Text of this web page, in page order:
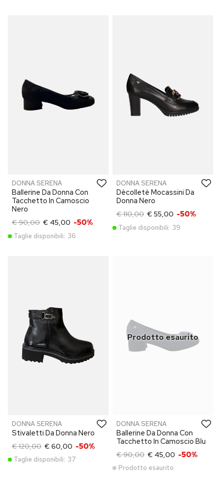
DONNA SERENA
Ballerine Da Donna Con
Tacchetto In Camoscio
Nero
€ 90,00 € 45,00 -50%
Taglie disponibili: 36
DONNA SERENA
Dècolletè Mocassini Da
Donna Nero
€ 110,00 € 55,00 -50%
Taglie disponibili: 39
DONNA SERENA
Stivaletti Da Donna Nero
€ 120,00 € 60,00 -50%
Taglie disponibili: 37
DONNA SERENA
Ballerine Da Donna Con
Tacchetto In Camoscio Blu
€ 90,00 € 45,00 -50%
Prodotto esaurito